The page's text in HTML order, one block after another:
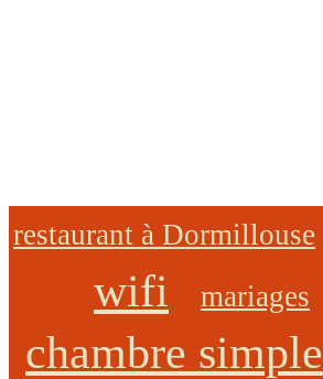
restaurant à Dormillouse
wifi mariages
chambre simple